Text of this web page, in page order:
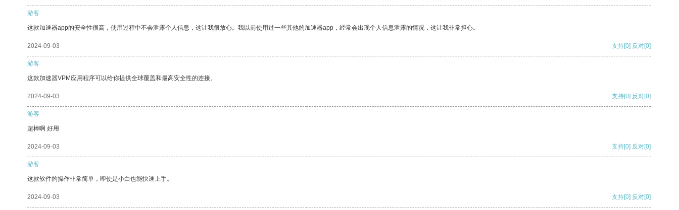
游客
这款加速器app的安全性很高，使用过程中不会泄露个人信息，这让我很放心。我以前使用过一些其他的加速器app，经常会出现个人信息泄露的情况，这让我非常担心。
2024-09-03 支持[0] 反对[0]
游客
这款加速器VPM应用程序可以给你提供全球覆盖和最高安全性的连接。
2024-09-03 支持[0] 反对[0]
游客
超棒啊 好用
2024-09-03 支持[0] 反对[0]
游客
这款软件的操作非常简单，即使是小白也能快速上手。
2024-09-03 支持[0] 反对[0]